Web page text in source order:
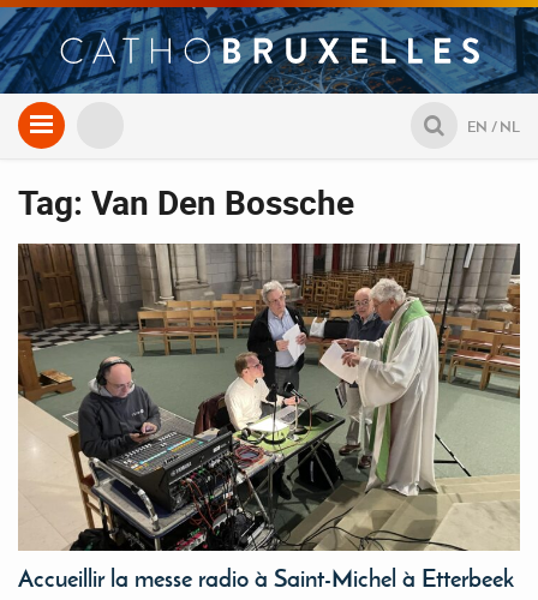
Aller
au
NL
EN
Tag: Van Den Bossche
Accueillir la messe radio à Saint-Michel à Etterbeek